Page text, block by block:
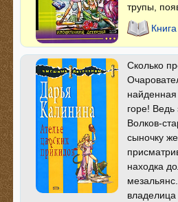
трупы,
Сколько
горе! Ведь
Волков-
сыночку
находка